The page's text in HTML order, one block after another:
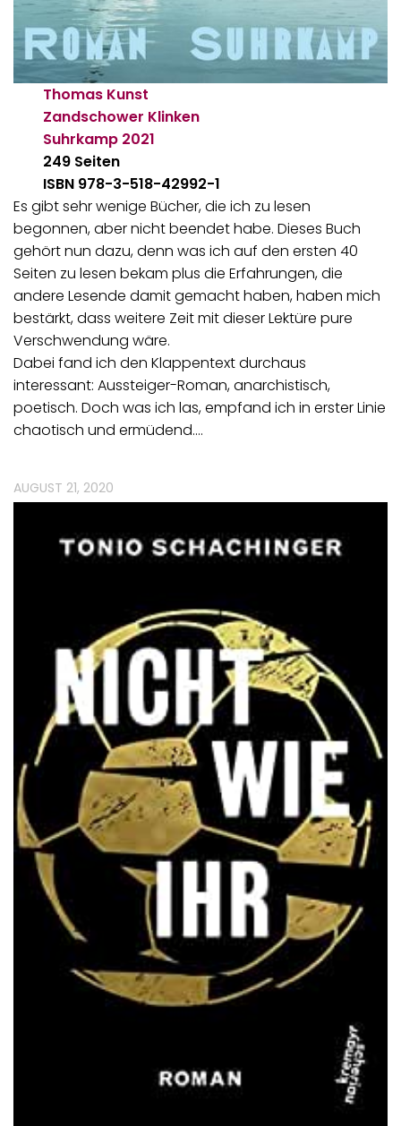
Thomas Kunst
Zandschower Klinken
Suhrkamp 2021
249 Seiten
ISBN 978-3-518-42992-1
Es gibt sehr wenige Bücher, die ich zu lesen
begonnen, aber nicht beendet habe. Dieses Buch
gehört nun dazu, denn was ich auf den ersten 40
Seiten zu lesen bekam plus die Erfahrungen, die
andere Lesende damit gemacht haben, haben mich
bestärkt, dass weitere Zeit mit dieser Lektüre pure
Verschwendung wäre.
Dabei fand ich den Klappentext durchaus
interessant: Aussteiger-Roman, anarchistisch,
poetisch. Doch was ich las, empfand ich in erster Linie
chaotisch und ermüdend.…
AUGUST 21, 2020